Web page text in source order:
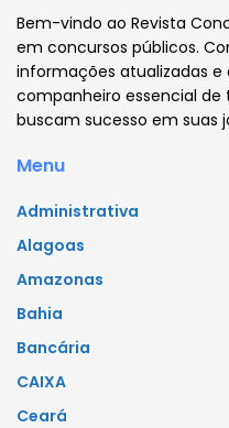
Bem-vindo ao Revista
em concursos públicos.
informações atualizadas e
companheiro essencial de
buscam sucesso em suas
Menu
Administrativa
Alagoas
Amazonas
Bahia
Bancária
CAIXA
Ceará